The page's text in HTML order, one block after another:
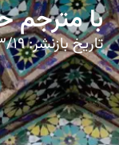
با مترجم
تاریخ بازنشر: